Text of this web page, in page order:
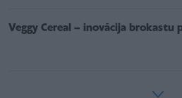
Veggy Cereal – inovācija brokastu